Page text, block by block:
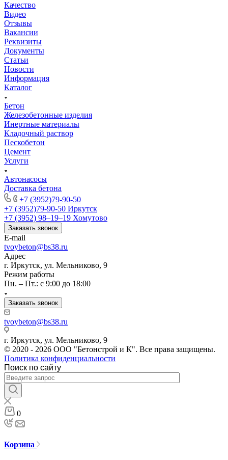
Качество
Видео
Отзывы
Вакансии
Реквизиты
Документы
Статьи
Новости
Информация
Каталог
Бетон
Железобетонные изделия
Инертные материалы
Кладочный раствор
Пескобетон
Цемент
Услуги
Автонасосы
Доставка бетона
+7 (3952)79-90-50
+7 (3952)79-90-50 Иркутск
+7 (3952) 98‒19‒19 Хомутово
Заказать звонок
E-mail
tvoybeton@bs38.ru
Адрес
г. Иркутск, ул. Мельниково, 9
Режим работы
Пн. – Пт.: с 9:00 до 18:00
Заказать звонок
tvoybeton@bs38.ru
г. Иркутск, ул. Мельниково, 9
© 2020 - 2026 ООО "Бетонстрой и К". Все права защищены.
Политика конфиденциальности
Поиск по сайту
0
Корзина